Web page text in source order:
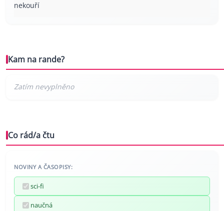
nekouří
Kam na rande?
Co rád/a čtu
NOVINY A ČASOPISY:
sci-fi
naučná